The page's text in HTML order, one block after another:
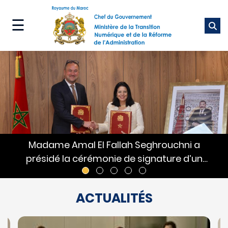
contenu
☰
Ministère
Nos
métiers
Nos
services
Média
Madame Amal El Fallah Seghrouchni a
présidé la cérémonie de signature d’un
Mémorandum d’entente entre le Ministère
de l’administration et Vertiv.
ACTUALITÉS